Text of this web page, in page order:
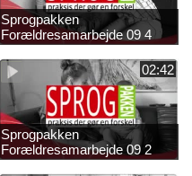
Sprogpakken
Forældresamarbejde 09 4
02:42
Sprogpakken
Forældresamarbejde 09 2